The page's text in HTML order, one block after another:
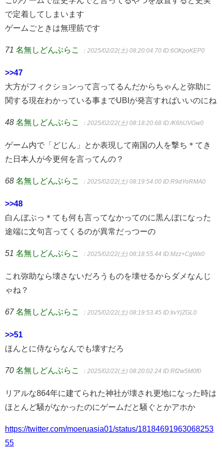
で定着してしまいます
ゲームごときは無理筋です
71 名無しどんぶらこ ：2025/02/22(土) 08:20:04.70 ID:6OKpoKEP0
>>47
大方がフィクションって言ってるんだからちゃんと弥助に
関する現在わかっている事までUBIが発言すればいいのにね
48 名無しどんぶらこ ：2025/02/22(土) 08:18:20.68 ID:/K6hUVGw0
ゲーム内で「どじん」とか表現して南国の人を撃ち＊てき
た日本人が今更何を言ってんの？
68 名無しどんぶらこ ：2025/02/22(土) 08:19:54.00 ID:R9dYoRMA0
>>48
白んぼぶっ＊ても何も言ってなかってのに黒んぼになった
途端に文句言ってくるのが異常だっつーの
51 名無しどんぶらこ ：2025/02/22(土) 08:18:55.44 ID:Mzz+CgWx0
これ弥助なら壊さないだろうものを壊せるからダメなんじ
ゃね？
67 名無しどんぶらこ ：2025/02/22(土) 08:19:53.45 ID:IivYjZGL0
>>51
ほんとに侍ならなんでも壊すだろ
70 名無しどんぶらこ ：2025/02/22(土) 08:20:02.24 ID:Rf2w5M0f0
リアルな864年に建てられた神社が壊され更地になった時は
ほとんど騒がなかったのにゲームだと騒ぐとかアホか
https://twitter.com/moeruasia01/status/18184691963068253
55